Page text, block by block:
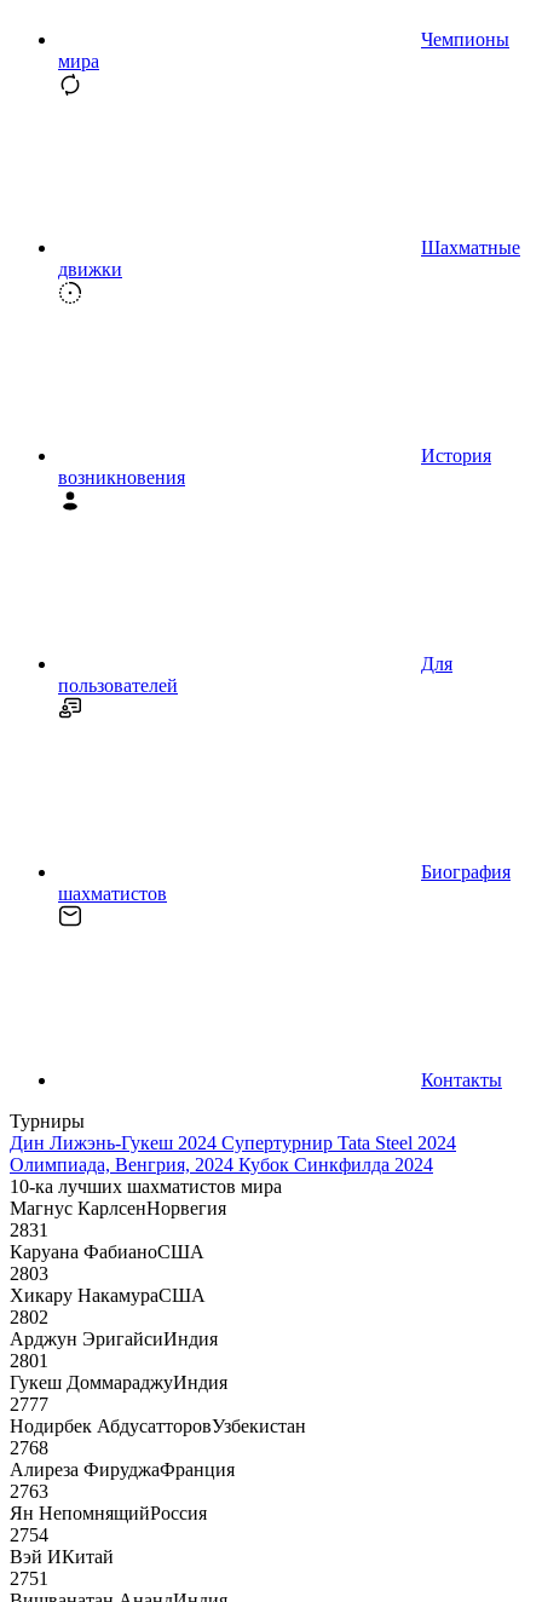
Чемпионы
мира
Шахматные
движки
История
возникновения
Для
пользователей
Биография
шахматистов
Контакты
Турниры
Дин Лижэнь-Гукеш 2024 Супертурнир Tata Steel 2024
Олимпиада, Венгрия, 2024 Кубок Синкфилда 2024
10-ка лучших шахматистов мира
Магнус КарлсенНорвегия
2831
Каруана ФабианоСША
2803
Хикару НакамураСША
2802
Арджун ЭригайсиИндия
2801
Гукеш ДоммараджуИндия
2777
Нодирбек АбдусатторовУзбекистан
2768
Алиреза ФируджаФранция
2763
Ян НепомнящийРоссия
2754
Вэй ИКитай
2751